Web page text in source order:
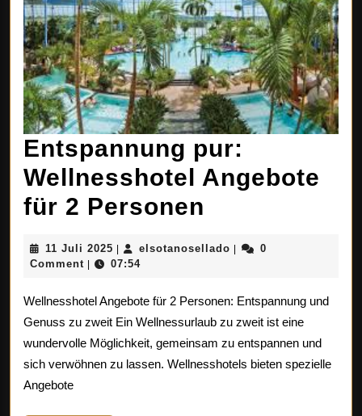
Entspannung pur:
Wellnesshotel Angebote
für 2 Personen
Angebote
für
2
Personen
11 Juli 2025 11
Juli
| elsotanosellado elsotanosellado
|
0
Comment | 07:54
Wellnesshotel Angebote für 2 Personen: Entspannung und
Genuss zu zweit Ein Wellnessurlaub zu zweit ist eine
wundervolle Möglichkeit, gemeinsam zu entspannen und
sich verwöhnen zu lassen. Wellnesshotels bieten spezielle
Angebote